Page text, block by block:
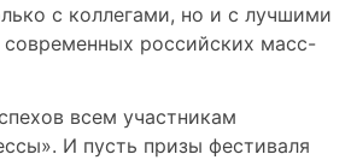
с коллегами, но и с лучшими
современных российских масс-
всем участникам
И пусть призы фестиваля